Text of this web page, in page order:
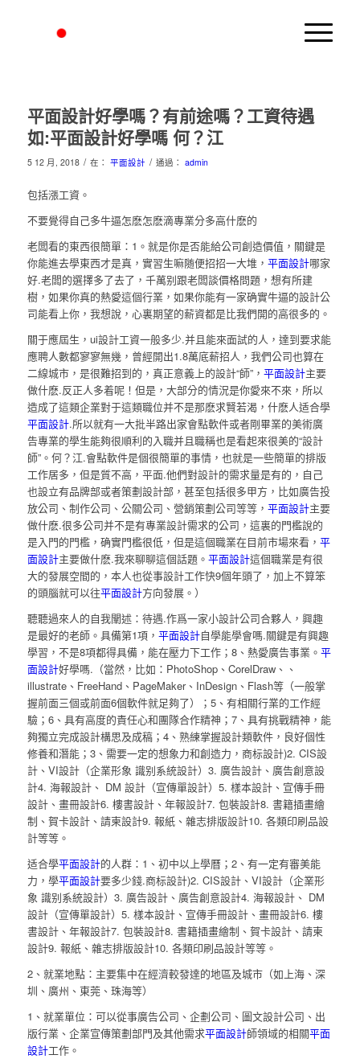
平面設計好學嗎？有前途嗎？工資待遇
如:平面設計好學嗎 何？江
5 12 月, 2018 / 在： 平面設計 / 通過： admin
包括漲工資。
不要覺得自己多牛逼怎麽怎麽滴專業分多高什麽的
老闆看的東西很簡單：1。就是你是否能給公司創造價值，關鍵是
你能進去學東西才是真，實習生嘛随便招招一大堆， 平面設計哪家
好.老闆的選擇多了去了，千萬别跟老闆談價格問題，想有所建
樹，如果你真的熱愛這個行業，如果你能有一家确實牛逼的設計公
司能看上你，我想說，心裏期望的薪資都是比我們開的高很多的。
關于應屆生，ui設計工資一般多少.并且能來面試的人，達到要求能
應聘人數都寥寥無幾，曾經開出1.8萬底薪招人，我們公司也算在
二線城市，是很難招到的，真正意義上的設計“師”， 平面設計主要
做什麽.反正人多着呢！但是，大部分的情況是你愛來不來，所以
造成了這類企業對于這類職位并不是那麽求賢若渴，什麽人适合學
平面設計.所以就有一大批半路出家會點軟件或者剛畢業的美術廣
告專業的學生能夠很順利的入職并且職稱也是看起來很美的“設計
師”。何？江.會點軟件是個很簡單的事情，也就是一些簡單的排版
工作居多，但是質不高，平面.他們對設計的需求量是有的，自己
也設立有品牌部或者策劃設計部，甚至包括很多甲方，比如廣告投
放公司、制作公司、公關公司、營銷策劃公司等等， 平面設計主要
做什麽.很多公司并不是有專業設計需求的公司，這裏的門檻說的
是入門的門檻，确實門檻很低，但是這個職業在目前市場來看， 平
面設計主要做什麽.我來聊聊這個話題。 平面設計這個職業是有很
大的發展空間的，本人也從事設計工作快9個年頭了，加上不算笨
的頭腦就可以往平面設計方向發展。）
聽聽過來人的自我闡述：待遇.作爲一家小設計公司合夥人，興趣
是最好的老師。具備第1項， 平面設計自學能學會嗎.關鍵是有興趣
學習，不是8項都得具備，能在壓力下工作；8、熱愛廣告事業。 平
面設計好學嗎.（當然，比如：PhotoShop、CorelDraw、、
illustrate、FreeHand、PageMaker、InDesign、Flash等（一般掌
握前面三個或前面6個軟件就足夠了）；5、有相關行業的工作經
驗；6、具有高度的責任心和團隊合作精神；7、具有挑戰精神，能
夠獨立完成設計構思及成稿；4、熟練掌握設計類軟件，良好個性
修養和潛能；3、需要一定的想象力和創造力，商标設計)2. CIS設
計、VI設計（企業形象 識别系統設計）3. 廣告設計、廣告創意設
計4. 海報設計、 DM 設計（宣傳單設計）5. 樣本設計、宣傳手冊
設計、畫冊設計6. 樓書設計、年報設計7. 包裝設計8. 書籍插畫繪
制、賀卡設計、請柬設計9. 報紙、雜志排版設計10. 各類印刷品設
計等等。
适合學平面設計的人群：1、初中以上學曆；2、有一定有審美能
力，學平面設計要多少錢.商标設計)2. CIS設計、VI設計（企業形
象 識别系統設計）3. 廣告設計、廣告創意設計4. 海報設計、 DM
設計（宣傳單設計）5. 樣本設計、宣傳手冊設計、畫冊設計6. 樓
書設計、年報設計7. 包裝設計8. 書籍插畫繪制、賀卡設計、請柬
設計9. 報紙、雜志排版設計10. 各類印刷品設計等等。
2、就業地點：主要集中在經濟較發達的地區及城市（如上海、深
圳、廣州、東莞、珠海等）
1、就業單位：可以從事廣告公司、企劃公司、圖文設計公司、出
版行業、企業宣傳策劃部門及其他需求平面設計師領域的相關平面
設計工作。